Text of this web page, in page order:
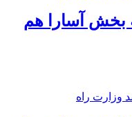
بخش آسارا هم